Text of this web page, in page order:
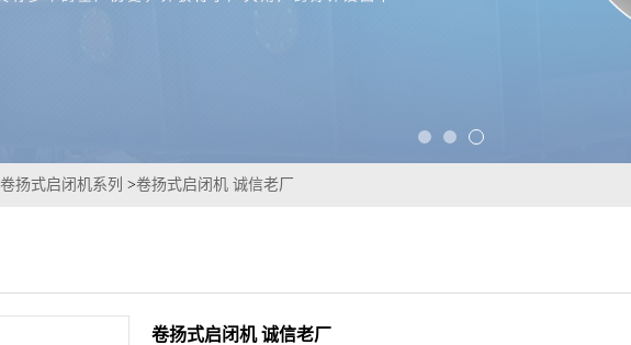
卷扬式启闭机系列 >卷扬式启闭机 诚信老厂
卷扬式启闭机 诚信老厂